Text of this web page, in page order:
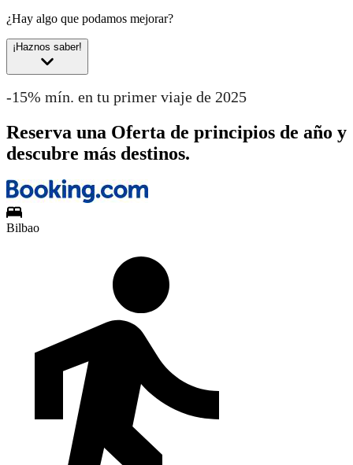
¿Hay algo que podamos mejorar?
¡Haznos saber!
-15% mín. en tu primer viaje de 2025
Reserva una Oferta de principios de año y
descubre más destinos.
Bilbao